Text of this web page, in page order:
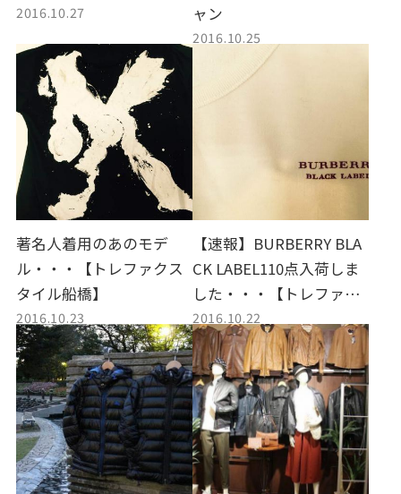
2016.10.27
ャン
2016.10.25
著名人着用のあのモデ
ル・・・【トレファクス
タイル船橋】
2016.10.23
【速報】BURBERRY BLA
CK LABEL110点入荷しま
した・・・【トレファク
スタイル船橋】
2016.10.22